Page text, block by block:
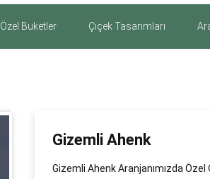
Özel Buketler Çiçek Tasarımları
Gizemli Ahenk
Gizemli Ahenk Aranjanımızda